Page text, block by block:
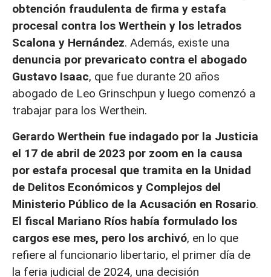
obtención fraudulenta de firma y estafa
procesal contra los Werthein y los letrados
Scalona y Hernández. Además, existe una
denuncia por prevaricato contra el abogado
Gustavo Isaac, que fue durante 20 años
abogado de Leo Grinschpun y luego comenzó a
trabajar para los Werthein.
Gerardo Werthein fue indagado por la Justicia
el 17 de abril de 2023 por zoom en la causa
por estafa procesal que tramita en la Unidad
de Delitos Económicos y Complejos del
Ministerio Público de la Acusación en Rosario.
El fiscal Mariano Ríos había formulado los
cargos ese mes, pero los archivó, en lo que
refiere al funcionario libertario, el primer día de
la feria judicial de 2024, una decisión